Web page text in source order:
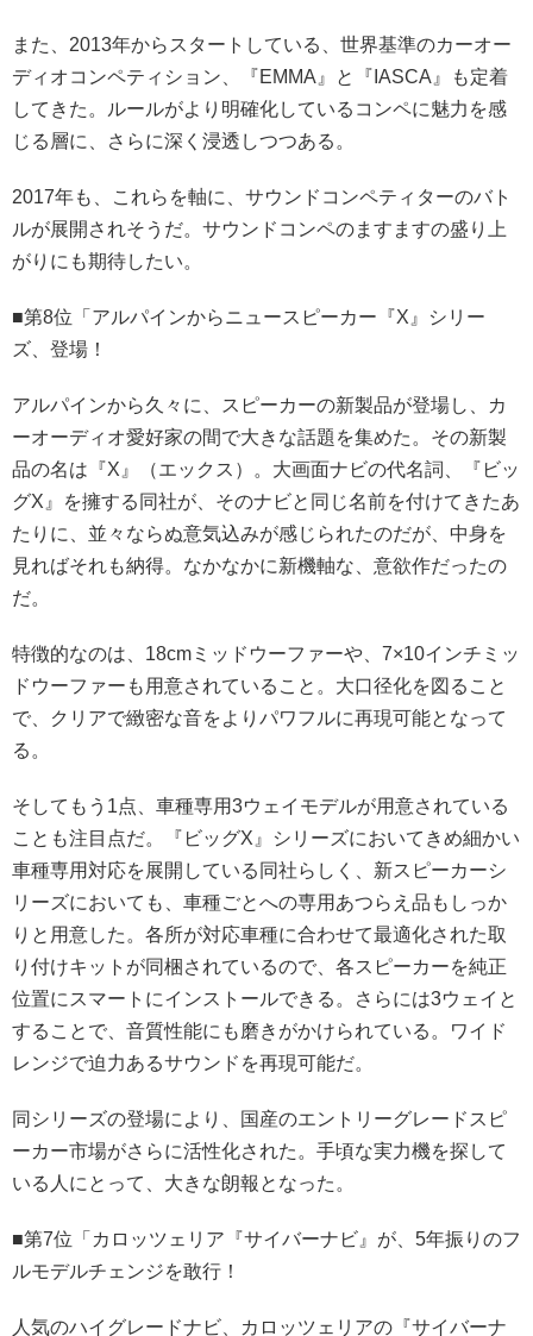
また、2013年からスタートしている、世界基準のカーオー
ディオコンペティション、『EMMA』と『IASCA』も定着
してきた。ルールがより明確化しているコンペに魅力を感
じる層に、さらに深く浸透しつつある。
2017年も、これらを軸に、サウンドコンペティターのバト
ルが展開されそうだ。サウンドコンペのますますの盛り上
がりにも期待したい。
■第8位「アルパインからニュースピーカー『X』シリー
ズ、登場！
アルパインから久々に、スピーカーの新製品が登場し、カ
ーオーディオ愛好家の間で大きな話題を集めた。その新製
品の名は『X』（エックス）。大画面ナビの代名詞、『ビッ
グX』を擁する同社が、そのナビと同じ名前を付けてきたあ
たりに、並々ならぬ意気込みが感じられたのだが、中身を
見ればそれも納得。なかなかに新機軸な、意欲作だったの
だ。
特徴的なのは、18cmミッドウーファーや、7×10インチミッ
ドウーファーも用意されていること。大口径化を図ること
で、クリアで緻密な音をよりパワフルに再現可能となって
る。
そしてもう1点、車種専用3ウェイモデルが用意されている
ことも注目点だ。『ビッグX』シリーズにおいてきめ細かい
車種専用対応を展開している同社らしく、新スピーカーシ
リーズにおいても、車種ごとへの専用あつらえ品もしっか
りと用意した。各所が対応車種に合わせて最適化された取
り付けキットが同梱されているので、各スピーカーを純正
位置にスマートにインストールできる。さらには3ウェイと
することで、音質性能にも磨きがかけられている。ワイド
レンジで迫力あるサウンドを再現可能だ。
同シリーズの登場により、国産のエントリーグレードスピ
ーカー市場がさらに活性化された。手頃な実力機を探して
いる人にとって、大きな朗報となった。
■第7位「カロッツェリア『サイバーナビ』が、5年振りのフ
ルモデルチェンジを敢行！
人気のハイグレードナビ、カロッツェリアの『サイバーナ